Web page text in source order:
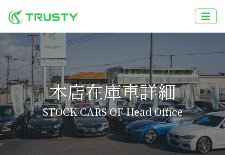
本店在庫車詳細
STOCK CARS OF Head Office